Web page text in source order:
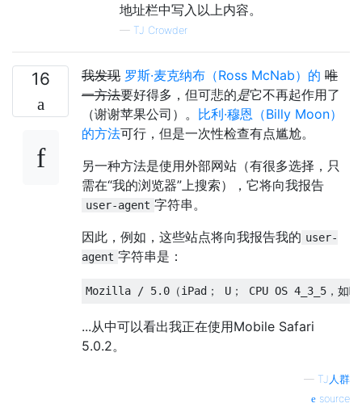
地址栏中写入以上内容。
— TJ Crowder
16 我发现 罗斯·麦克纳布（Ross McNab）的 唯
一方法要好得多，但可悲的是它不再起作用了
（谢谢苹果公司）。 比利·穆恩（Billy Moon）
的方法可行，但是一次性检查有点尴尬。
另一种方法是使用外部网站（有很多选择，只
需在“我的浏览器”上搜索），它将向我报告
user-agent 字符串。
因此，例如，这些站点将向我报告我的 user-
agent 字符串是：
Mozilla / 5.0（iPad； U； CPU OS 4_3_5，如
...从中可以看出我正在使用Mobile Safari
5.0.2。
— TJ人群
source